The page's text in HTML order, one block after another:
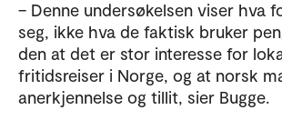
– Denne undersøkelsen viser hva
seg, ikke hva de faktisk bruker
den at det er stor interesse for
fritidsreiser i Norge, og at norsk
anerkjennelse og tillit, sier Bugge.